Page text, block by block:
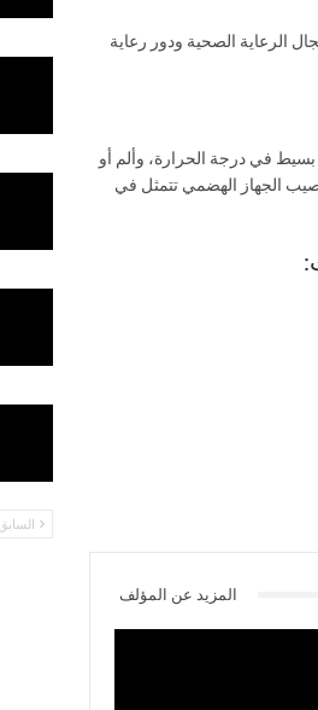
الرعاية الصحية ودور رعاية
بسيط في درجة الحرارة، وألم أو
الجهاز الهضمي تتمثل في
المزيد عن المؤلف
السابق